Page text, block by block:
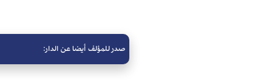
صدر للمؤلف أيضا عن الدار: